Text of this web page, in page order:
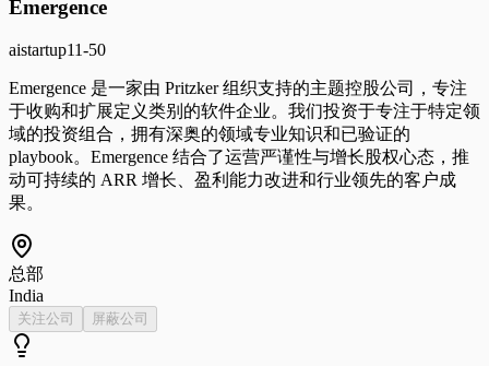
Emergence
aistartup11-50
Emergence 是一家由 Pritzker 组织支持的主题控股公司，专注
于收购和扩展定义类别的软件企业。我们投资于专注于特定领
域的投资组合，拥有深奥的领域专业知识和已验证的
playbook。Emergence 结合了运营严谨性与增长股权心态，推
动可持续的 ARR 增长、盈利能力改进和行业领先的客户成
果。
总部
India
关注公司 屏蔽公司